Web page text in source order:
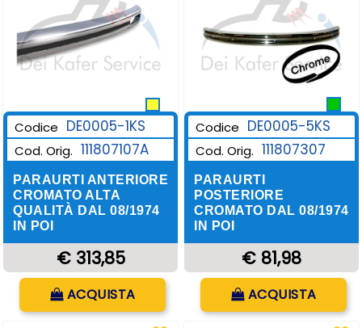
Codice DE0005-1KS
Cod. Orig. 111807107A
PARAURTI ANTERIORE
CROMATO ALTA
QUALITÀ DAL 08/1974
IN POI
€ 313,85
Quantità
ACQUISTA
Codice DE0005-5KS
Cod. Orig. 111807307
PARAURTI
POSTERIORE
CROMATO DAL 08/1974
IN POI
€ 81,98
Quantità
ACQUISTA